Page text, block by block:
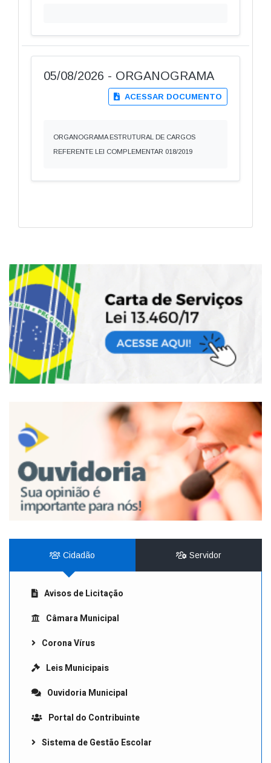
05/08/2026 - ORGANOGRAMA
ACESSAR DOCUMENTO
ORGANOGRAMA ESTRUTURAL DE CARGOS
REFERENTE LEI COMPLEMENTAR 018/2019
Cidadão Servidor
Avisos de Licitação
Câmara Municipal
Corona Vírus
Leis Municipais
Ouvidoria Municipal
Portal do Contribuinte
Sistema de Gestão Escolar